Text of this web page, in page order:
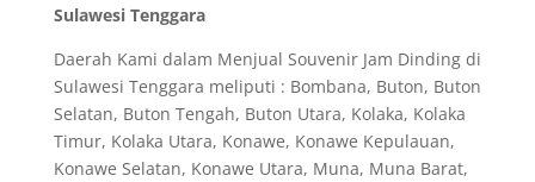
Sulawesi Tenggara
Daerah Kami dalam Menjual Souvenir Jam Dinding di
Sulawesi Tenggara meliputi : Bombana, Buton, Buton
Selatan, Buton Tengah, Buton Utara, Kolaka, Kolaka
Timur, Kolaka Utara, Konawe, Konawe Kepulauan,
Konawe Selatan, Konawe Utara, Muna, Muna Barat,